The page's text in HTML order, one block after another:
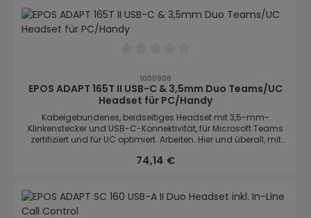
1000906
EPOS ADAPT 165T II USB-C & 3,5mm Duo Teams/UC
Headset für PC/Handy
Kabelgebundenes, beidseitiges Headset mit 3,5-mm-
Klinkenstecker und USB-C-Konnektivität, für Microsoft Teams
zertifiziert und für UC optimiert. Arbeiten. Hier und überall, mit
des heutigen hybriden Arbeitsplatzes mit herausragendem
Regulärer Preis:
74,14 €